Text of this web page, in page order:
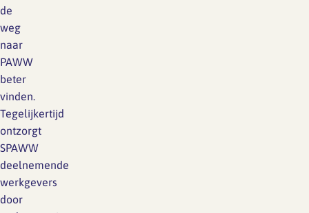
de
weg
naar
PAWW
beter
vinden.
Tegelijkertijd
ontzorgt
SPAWW
deelnemende
werkgevers
door